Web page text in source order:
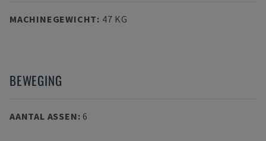
MACHINEGEWICHT: 47 KG
BEWEGING
AANTAL ASSEN: 6